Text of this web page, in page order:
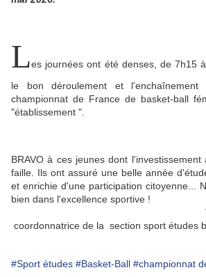
Les journées ont été denses, de 7h15
le bon déroulement et
championnat de France de basket-ball
"établissement ".
BRAVO à ces jeunes dont
faille. Ils ont assuré une belle année
et enrichie d'une participation citoyenne...
bien dans l'excellence sportive !
coordonnatrice de la section sport études
#Sport études #Basket-Ball #championnat